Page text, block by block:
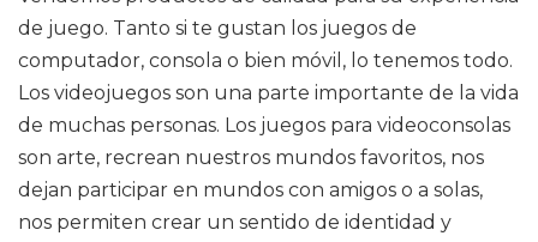
de juego. Tanto si te gustan los juegos de
computador, consola o bien móvil, lo tenemos todo.
Los videojuegos son una parte importante de la vida
de muchas personas. Los juegos para videoconsolas
son arte, recrean nuestros mundos favoritos, nos
dejan participar en mundos con amigos o a solas,
nos permiten crear un sentido de identidad y